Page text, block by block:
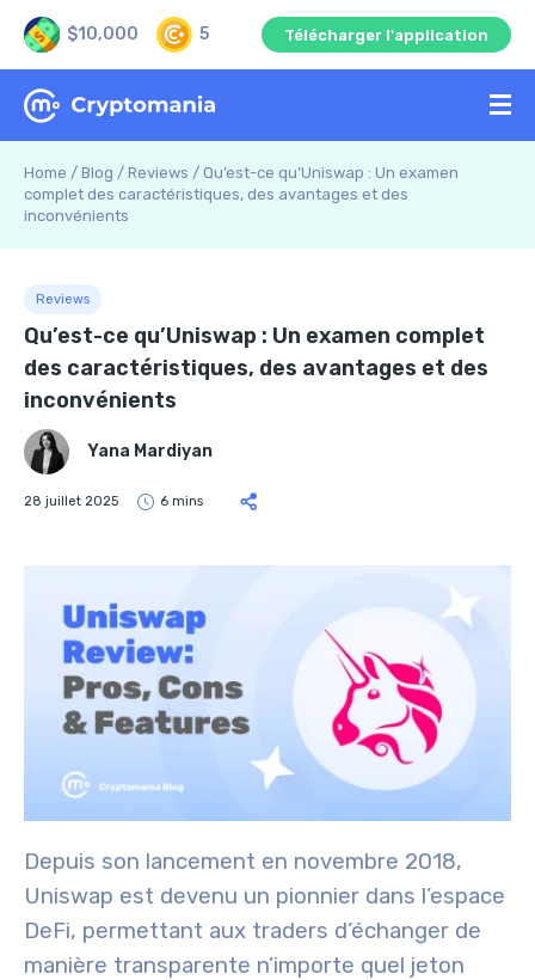
$10,000 5 Télécharger l'application
Home / Blog / Reviews / Qu’est-ce qu’Uniswap : Un examen
complet des caractéristiques, des avantages et des
inconvénients
Reviews
Qu’est-ce qu’Uniswap : Un examen complet
des caractéristiques, des avantages et des
inconvénients
Yana Mardiyan
28 juillet 2025 6 mins
Depuis son lancement en novembre 2018,
Uniswap est devenu un pionnier dans l’espace
DeFi, permettant aux traders d’échanger de
manière transparente n’importe quel jeton